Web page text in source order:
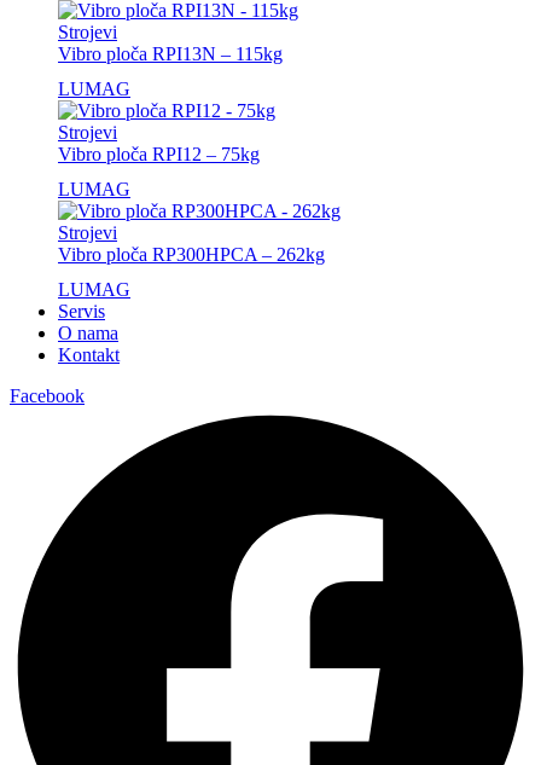
Strojevi
Vibro ploča RPI13N – 115kg
LUMAG
Strojevi
Vibro ploča RPI12 – 75kg
LUMAG
Strojevi
Vibro ploča RP300HPCA – 262kg
LUMAG
Servis
O nama
Kontakt
Facebook